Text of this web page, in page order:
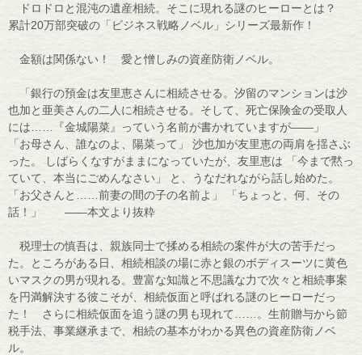
ドロドロと混沌の遺産相続。そこに現れる謎のヒーローとは？
累計20万部突破の「ビジネス戦略ノベル」シリーズ最新作！
金額は関係ない！ 愛と憎しみの資産防衛ノベル。
「銀行の預金は友里恵さんに相続させる。汐留のマンションは沙
也加と亜美さんの二人に相続させる。そして、死亡保険金の受取人
には……『金城陽菜』っていう名前が書かれていますが――」
「お母さん、誰なのよ、陽菜って」 沙也加が友里恵の両肩を揺さぶ
った。 しばらくなすがままになっていたが、友里恵は 「今まで黙っ
ていて、本当にごめんなさい」 と、うなだれながら話し始めた。
「お父さんと……前妻の間の子の名前よ」 「ちょっと、何、その
話！」 ――本文より抜粋
税理士の慎吾は、親族同士で揉める相続の案件が大の苦手だっ
た。ところがある日、相続相談の場に赤と銀のボディスーツに黄色
いマスクの男が現れる。豊富な知識と不思議な力で次々と相続事案
を円満解決する彼こそが、相続仮面と呼ばれる謎のヒーローだっ
た！ さらに相続仮面を追う謎の男も現れて……。生前贈与から節
税手法、事業継承まで、相続の基本がわかる異色の資産防衛ノベ
ル。